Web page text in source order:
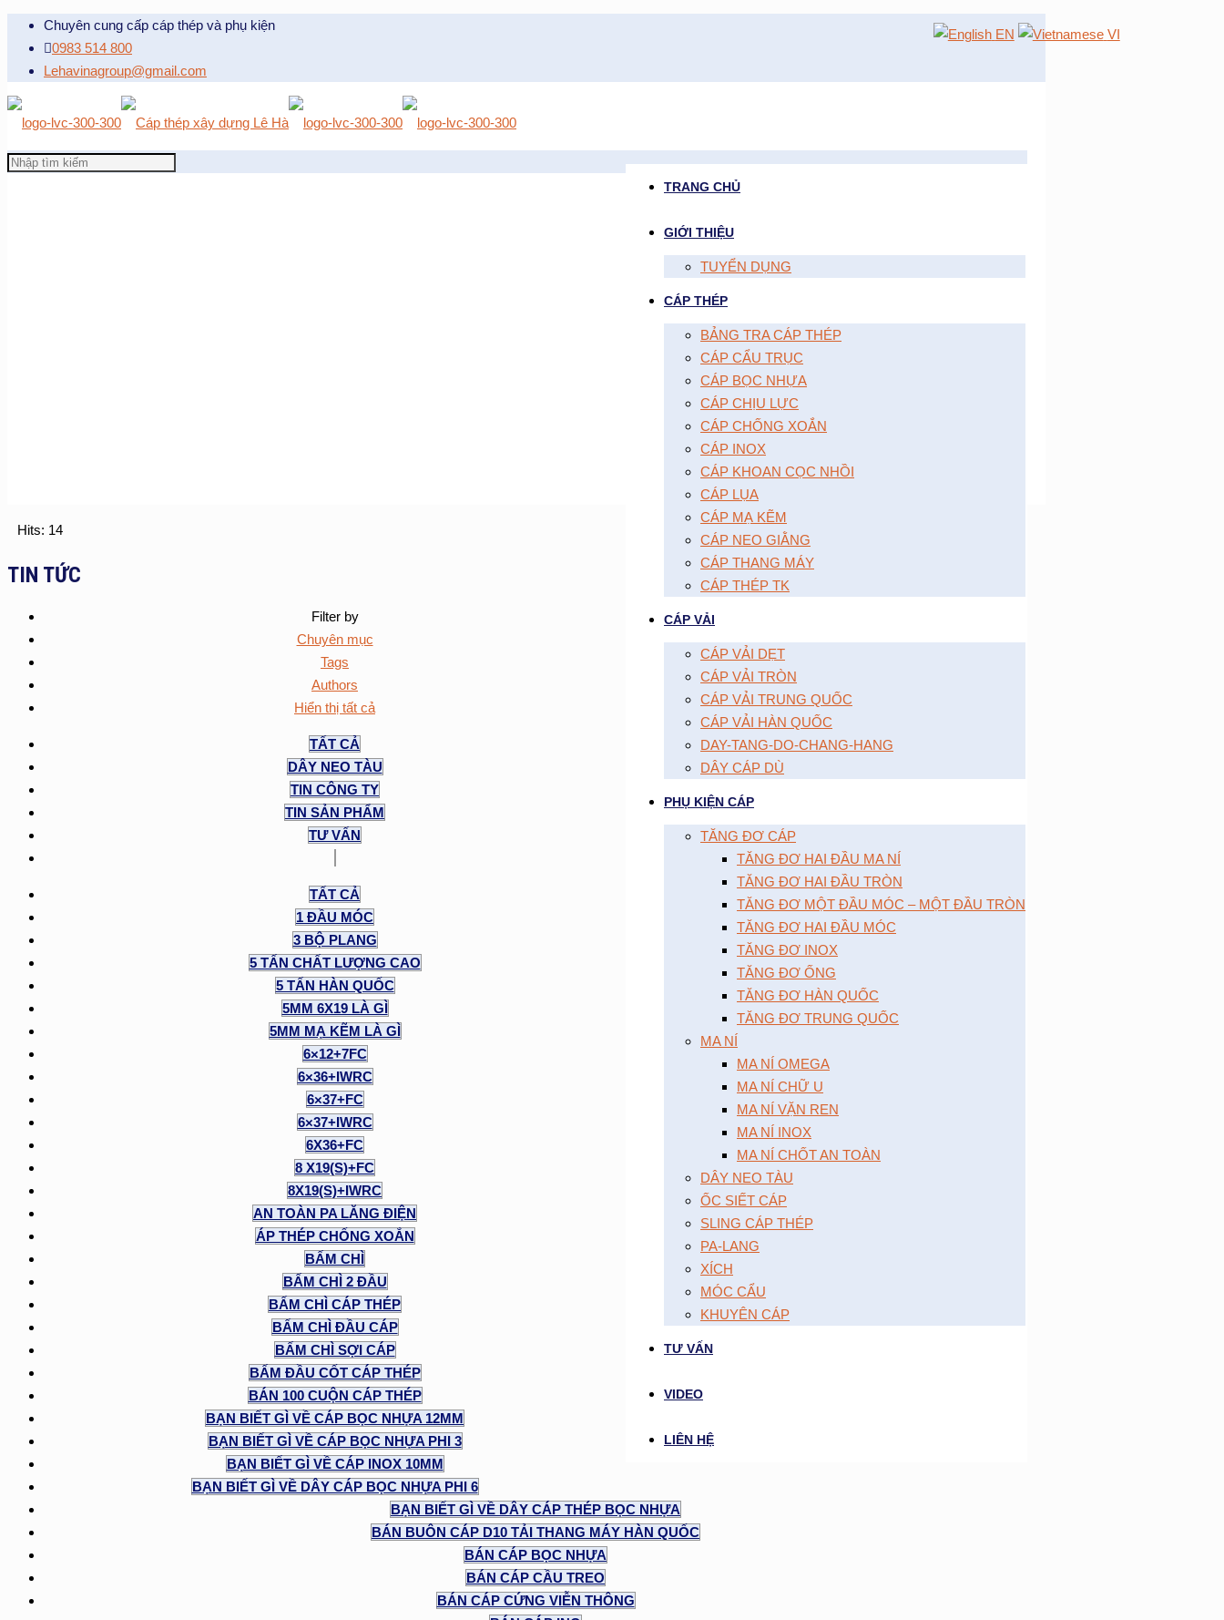
Chuyên cung cấp cáp thép và phụ kiện
0983 514 800
Lehavinagroup@gmail.com
TRANG CHỦ
GIỚI THIỆU
TUYỂN DỤNG
CÁP THÉP
BẢNG TRA CÁP THÉP
CÁP CẨU TRỤC
CÁP BỌC NHỰA
CÁP CHỊU LỰC
CÁP CHỐNG XOẮN
CÁP INOX
CÁP KHOAN CỌC NHỒI
CÁP LỤA
CÁP MẠ KẼM
CÁP NEO GIẰNG
CÁP THANG MÁY
CÁP THÉP TK
CÁP VẢI
CÁP VẢI DẸT
CÁP VẢI TRÒN
CÁP VẢI TRUNG QUỐC
CÁP VẢI HÀN QUỐC
DAY-TANG-DO-CHANG-HANG
DÂY CÁP DÙ
PHỤ KIỆN CÁP
TĂNG ĐƠ CÁP
TĂNG ĐƠ HAI ĐẦU MA NÍ
TĂNG ĐƠ HAI ĐẦU TRÒN
TĂNG ĐƠ MỘT ĐẦU MÓC – MỘT ĐẦU TRÒN
TĂNG ĐƠ HAI ĐẦU MÓC
TĂNG ĐƠ INOX
TĂNG ĐƠ ỐNG
TĂNG ĐƠ HÀN QUỐC
TĂNG ĐƠ TRUNG QUỐC
MA NÍ
MA NÍ OMEGA
MA NÍ CHỮ U
MA NÍ VẶN REN
MA NÍ INOX
MA NÍ CHỐT AN TOÀN
DÂY NEO TÀU
ỐC SIẾT CÁP
SLING CÁP THÉP
PA-LANG
XÍCH
MÓC CẨU
KHUYÊN CÁP
TƯ VẤN
VIDEO
LIÊN HỆ
Hits: 14
TIN TỨC
Filter by
Chuyên mục
Tags
Authors
Hiển thị tất cả
TẤT CẢ
DÂY NEO TÀU
TIN CÔNG TY
TIN SẢN PHẨM
TƯ VẤN
TẤT CẢ
1 ĐẦU MÓC
3 BỘ PLANG
5 TẤN CHẤT LƯỢNG CAO
5 TẤN HÀN QUỐC
5MM 6X19 LÀ GÌ
5MM MẠ KẼM LÀ GÌ
6×12+7FC
6×36+IWRC
6×37+FC
6×37+IWRC
6X36+FC
8 X19(S)+FC
8X19(S)+IWRC
AN TOÀN PA LĂNG ĐIỆN
ÁP THÉP CHỐNG XOẮN
BẤM CHÌ
BẤM CHÌ 2 ĐẦU
BẤM CHÌ CÁP THÉP
BẤM CHÌ ĐẦU CÁP
BẤM CHÌ SỢI CÁP
BẤM ĐẦU CỐT CÁP THÉP
BÁN 100 CUỘN CÁP THÉP
BẠN BIẾT GÌ VỀ CÁP BỌC NHỰA 12MM
BẠN BIẾT GÌ VỀ CÁP BỌC NHỰA PHI 3
BẠN BIẾT GÌ VỀ CÁP INOX 10MM
BẠN BIẾT GÌ VỀ DÂY CÁP BỌC NHỰA PHI 6
BẠN BIẾT GÌ VỀ DÂY CÁP THÉP BỌC NHỰA
BÁN BUÔN CÁP D10 TẢI THANG MÁY HÀN QUỐC
BÁN CÁP BỌC NHỰA
BÁN CÁP CẦU TREO
BÁN CÁP CỨNG VIỄN THÔNG
EN VI